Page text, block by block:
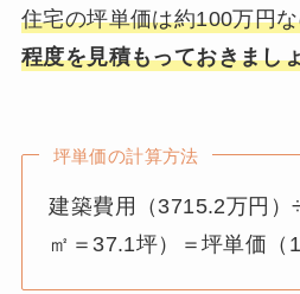
住宅の坪単価は約100万円
程度を見積もっておきまし
坪単価の計算方法
建築費用（3715.2万円）
㎡＝37.1坪）＝坪単価（